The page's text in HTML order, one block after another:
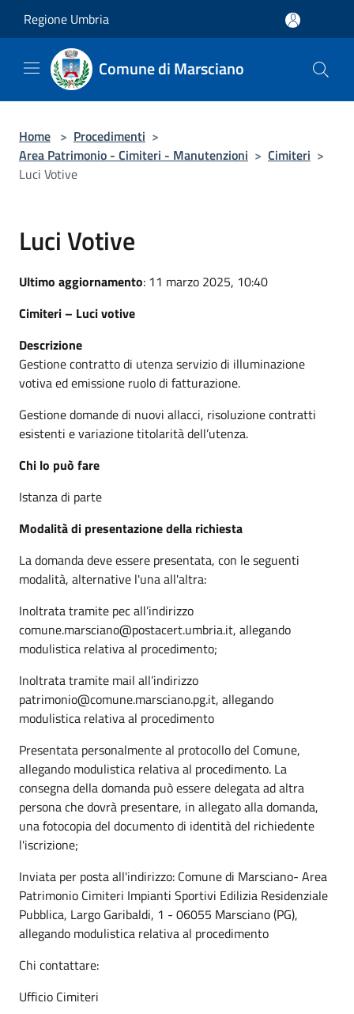
Regione Umbria
Comune di Marsciano
Home > Procedimenti >
Area Patrimonio - Cimiteri - Manutenzioni > Cimiteri >
Luci Votive
Luci Votive
Ultimo aggiornamento: 11 marzo 2025, 10:40
Cimiteri – Luci votive
Descrizione
Gestione contratto di utenza servizio di illuminazione
votiva ed emissione ruolo di fatturazione.
Gestione domande di nuovi allacci, risoluzione contratti
esistenti e variazione titolarità dell’utenza.
Chi lo può fare
Istanza di parte
Modalità di presentazione della richiesta
La domanda deve essere presentata, con le seguenti
modalità, alternative l'una all'altra:
Inoltrata tramite pec all’indirizzo
comune.marsciano@postacert.umbria.it, allegando
modulistica relativa al procedimento;
Inoltrata tramite mail all’indirizzo
patrimonio@comune.marsciano.pg.it, allegando
modulistica relativa al procedimento
Presentata personalmente al protocollo del Comune,
allegando modulistica relativa al procedimento. La
consegna della domanda può essere delegata ad altra
persona che dovrà presentare, in allegato alla domanda,
una fotocopia del documento di identità del richiedente
l'iscrizione;
Inviata per posta all'indirizzo: Comune di Marsciano- Area
Patrimonio Cimiteri Impianti Sportivi Edilizia Residenziale
Pubblica, Largo Garibaldi, 1 - 06055 Marsciano (PG),
allegando modulistica relativa al procedimento
Chi contattare:
Ufficio Cimiteri